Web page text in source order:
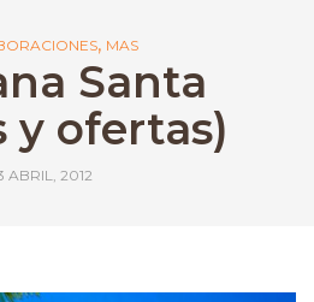
, MAS
Santa
y ofertas)
ABRIL, 2012